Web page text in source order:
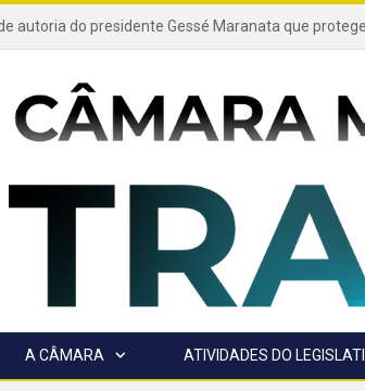
A CÂMARA ATIVIDADES DO